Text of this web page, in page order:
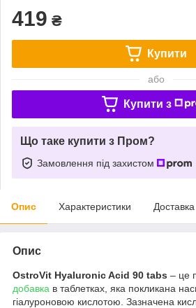
419 ₴
Купити
або
Купити з
Що таке купити з Пром?
Замовлення під захистом
Опис Характеристики Доставка
Опис
OstroVit Hyaluronic Acid 90 tabs – це
добавка в таблетках, яка покликана
гіалуроновою кислотою. Зазначена